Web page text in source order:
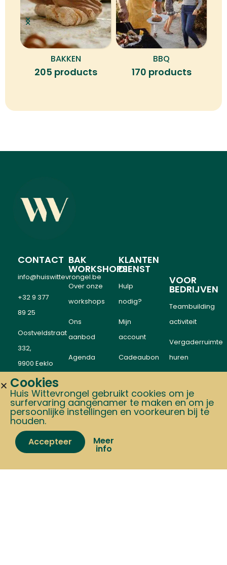
BAKKEN
205 products
BBQ
170 products
CONTACT
info@huiswittevrongel.be
+32 9 377
89 25
Oostveldstraat
332,
9900 Eeklo
SOCIAL
MEDIA
BAK
WORKSHOPS
Over onze
workshops
Ons
aanbod
Agenda
STERKTES
Bakken
Dieren
BBQ
KLANTEN
DIENST
Hulp
nodig?
Mijn
account
Cadeaubon
Contact
VOOR
BEDRIJVEN
Teambuilding
activiteit
Vergaderruimte
huren
Blijf op de
hoogte van
Zomerverlof van
tijdens deze periode versturen we geen
pakketten. Bestellen kan, verzending volgt
Cookies
Huis Wittevrongel gebruikt cookies om je
surfervaring aangenamer te maken en om je
persoonlijke instellingen en voorkeuren bij te
houden.
Accepteer Meer
info